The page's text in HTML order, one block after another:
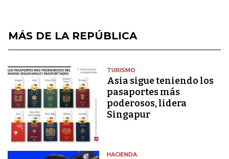
MÁS DE LA REPÚBLICA
TURISMO
Asia sigue teniendo los
pasaportes más
poderosos, lidera
Singapur
HACIENDA